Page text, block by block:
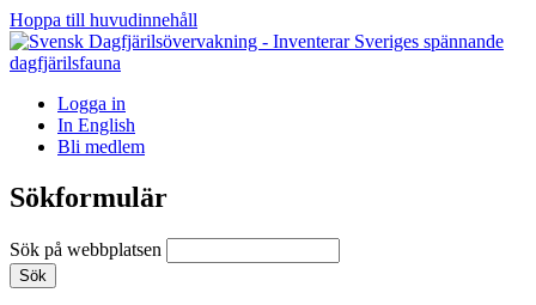
Hoppa till huvudinnehåll
Logga in
In English
Bli medlem
Sökformulär
Sök på webbplatsen